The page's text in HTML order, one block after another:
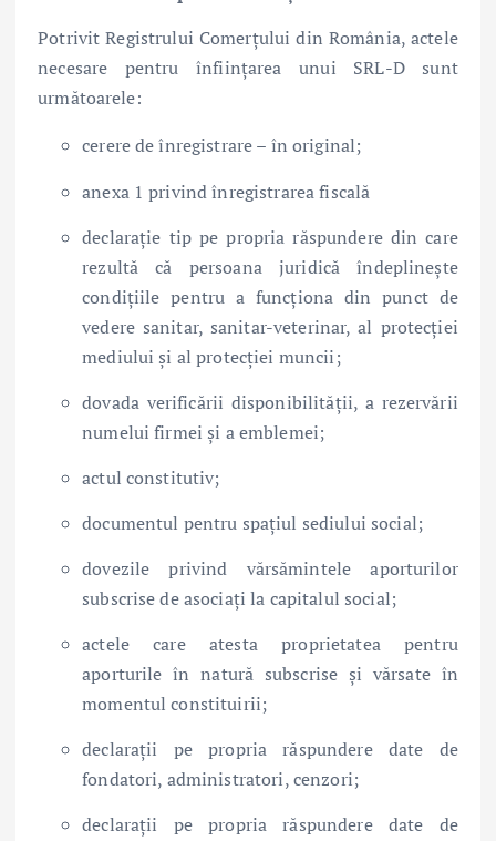
Potrivit Registrului Comerțului din România, actele
necesare pentru înființarea unui SRL-D sunt
următoarele:
cerere de înregistrare – în original;
anexa 1 privind înregistrarea fiscală
declarație tip pe propria răspundere din care
rezultă că persoana juridică îndeplinește
condițiile pentru a funcționa din punct de
vedere sanitar, sanitar-veterinar, al protecției
mediului și al protecției muncii;
dovada verificării disponibilității, a rezervării
numelui firmei și a emblemei;
actul constitutiv;
documentul pentru spațiul sediului social;
dovezile privind vărsămintele aporturilor
subscrise de asociați la capitalul social;
actele care atesta proprietatea pentru
aporturile în natură subscrise și vărsate în
momentul constituirii;
declarații pe propria răspundere date de
fondatori, administratori, cenzori;
declarații pe propria răspundere date de